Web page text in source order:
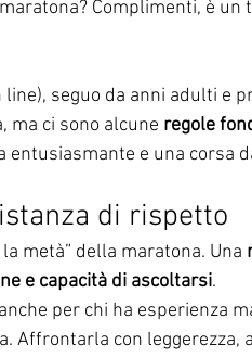
Complimenti, è un
line), seguo da anni adulti e
ma ci sono alcune regole
entusiasmante e una corsa
di rispetto
metà” della maratona. Una
e capacità di ascoltarsi.
per chi ha esperienza
Affrontarla con leggerezza,